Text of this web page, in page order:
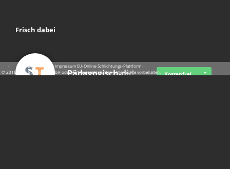
Frisch dabei
Pädagogisch-did… Kostenfrei
· · ·Datenschutz ·Impressum EU-Online-Schlichtungs-Plattform·
© 2016 - 2026 SupraTix GmbH oder Partnergesellschaften - Alle Rechte vorbehalten.